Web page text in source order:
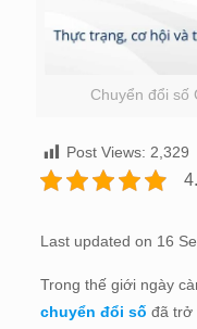
Chuyển đổi số
Post Views: 2,329
Last updated on 16
Trong thế giới ngày
chuyển đổi số đã trở